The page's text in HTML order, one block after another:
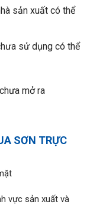
sản xuất có thể
sử dụng có thể
mở ra
SƠN TRỰC
vực sản xuất và